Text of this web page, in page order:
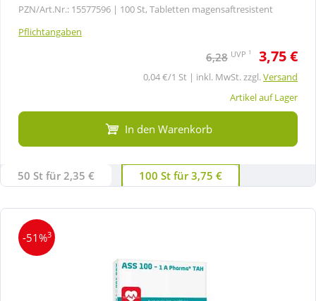
Sanitätshaus
Tierbedarf
PZN/Art.Nr.: 15577596 | 100 St, Tabletten magensaftresistent
Pflichtangaben
6,28 UVP 1 3,75 €
0,04 €/1 St | inkl. MwSt. zzgl.Versand
Artikel auf Lager
In den Warenkorb
50 St für 2,35 € 100 St für 3,75 €
-51%3